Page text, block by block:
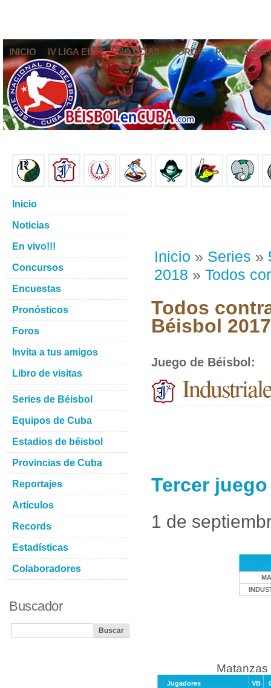
INICIO IV LIGA ELITE NOTICIAS FOROS
Inicio » Series »
2018 » Todos
Todos
Béisbol
Juego de Béisbol :
Tercer
1 de
Matanzas
Jugadores VB
Inicio
Noticias
En vivo!!!
Concursos
Encuestas
Pronósticos
Foros
Invita a tus amigos
Libro de visitas
Series de Béisbol
Equipos de Cuba
Estadios de béisbol
Provincias de Cuba
Reportajes
Artículos
Records
Estadísticas
Colaboradores
Buscador